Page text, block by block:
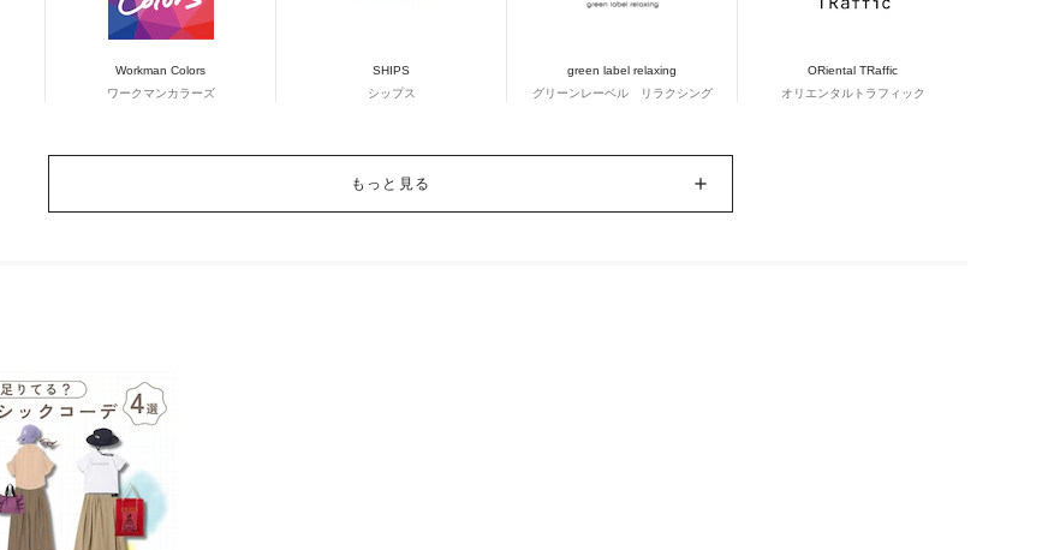
Workman Colors
ワークマンカラーズ
SHIPS
シップス
green label relaxing
グリーンレーベル リラクシング
ORiental TRaffic
オリエンタルトラフィック
もっと見る